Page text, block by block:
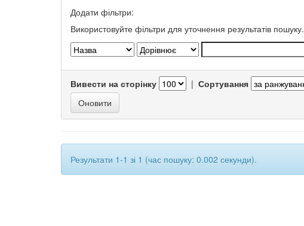
Додати фільтри:
Використовуйте фільтри для уточнення результатів пошуку.
Вивести на сторінку | Сортування
Результати 1-1 зі 1 (час пошуку: 0.002 секунди).